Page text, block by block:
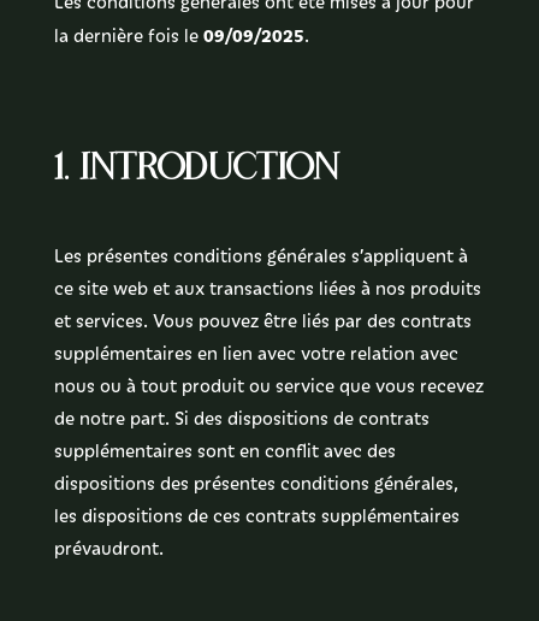
Contact
la dernière fois le 09/09/2025.
1. Introduction
Les présentes conditions générales s’appliquent à
ce site web et aux transactions liées à nos produits
et services. Vous pouvez être liés par des contrats
supplémentaires en lien avec votre relation avec
nous ou à tout produit ou service que vous recevez
de notre part. Si des dispositions de contrats
supplémentaires sont en conflit avec des
dispositions des présentes conditions générales,
les dispositions de ces contrats supplémentaires
prévaudront.